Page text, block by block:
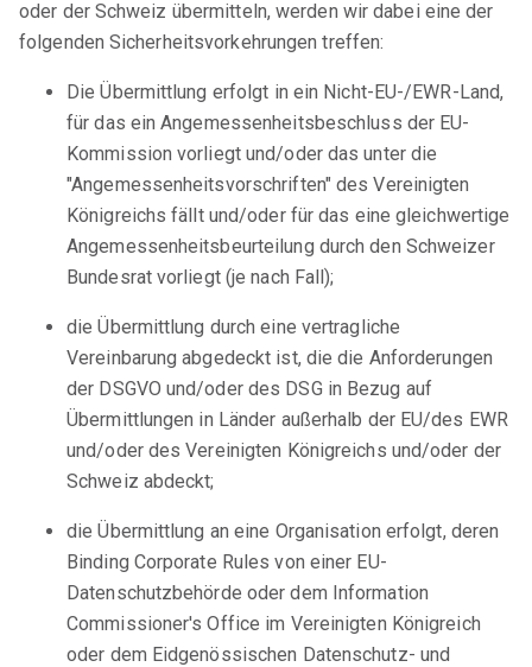
oder der Schweiz übermitteln, werden wir dabei eine der
folgenden Sicherheitsvorkehrungen treffen:
Die Übermittlung erfolgt in ein Nicht-EU-/EWR-Land,
für das ein Angemessenheitsbeschluss der EU-
Kommission vorliegt und/oder das unter die
"Angemessenheitsvorschriften" des Vereinigten
Königreichs fällt und/oder für das eine gleichwertige
Angemessenheitsbeurteilung durch den Schweizer
Bundesrat vorliegt (je nach Fall);
die Übermittlung durch eine vertragliche
Vereinbarung abgedeckt ist, die die Anforderungen
der DSGVO und/oder des DSG in Bezug auf
Übermittlungen in Länder außerhalb der EU/des EWR
und/oder des Vereinigten Königreichs und/oder der
Schweiz abdeckt;
die Übermittlung an eine Organisation erfolgt, deren
Binding Corporate Rules von einer EU-
Datenschutzbehörde oder dem Information
Commissioner's Office im Vereinigten Königreich
oder dem Eidgenössischen Datenschutz- und